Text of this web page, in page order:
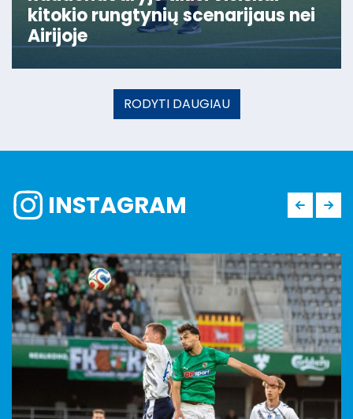
kitokio rungtynių scenarijaus nei
Airijoje
RODYTI DAUGIAU
INSTAGRAM